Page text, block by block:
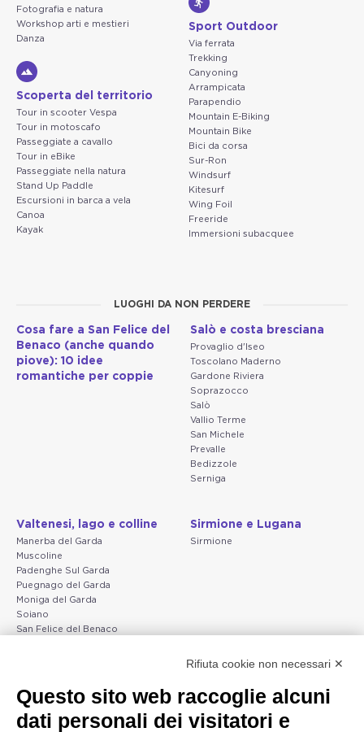
Fotografia e natura
Workshop arti e mestieri
Danza
Scoperta del territorio
Tour in scooter Vespa
Tour in motoscafo
Passeggiate a cavallo
Tour in eBike
Passeggiate nella natura
Stand Up Paddle
Escursioni in barca a vela
Canoa
Kayak
Sport Outdoor
Via ferrata
Trekking
Canyoning
Arrampicata
Parapendio
Mountain E-Biking
Mountain Bike
Bici da corsa
Sur-Ron
Windsurf
Kitesurf
Wing Foil
Freeride
Immersioni subacquee
LUOGHI DA NON PERDERE
Cosa fare a San Felice del
Benaco (anche quando
piove): 10 idee
romantiche per coppie
Salò e costa bresciana
Provaglio d'Iseo
Toscolano Maderno
Gardone Riviera
Soprazocco
Salò
Vallio Terme
San Michele
Prevalle
Bedizzole
Serniga
Valtenesi, lago e colline
Manerba del Garda
Muscoline
Padenghe Sul Garda
Puegnago del Garda
Moniga del Garda
Soiano
San Felice del Benaco
Sirmione e Lugana
Sirmione
Peschiera e la costa
veneta
Lazise
Gargnano e l'Alto Garda
Gargnano
Arco
Rifiuta cookie non necessari ✕
Questo sito web raccoglie alcuni
dati personali dei visitatori e